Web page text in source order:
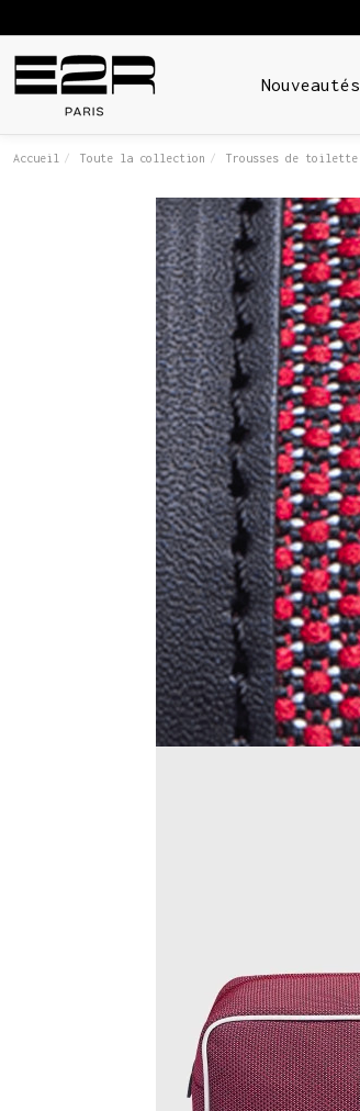
Nouveautés
Accueil Toute la collection Trousses de toilette